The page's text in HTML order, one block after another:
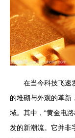
在当今科技飞速
的堆砌与外观的革新
域。其中，“黄金电
发的新潮流。它并非